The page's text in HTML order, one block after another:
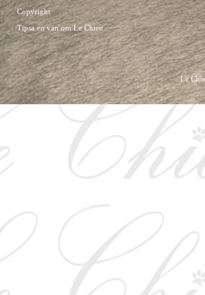
Copyright
Tipsa en vän om Le Chien
Le
HUNDACCESSOARER, HUND KLÄDER,